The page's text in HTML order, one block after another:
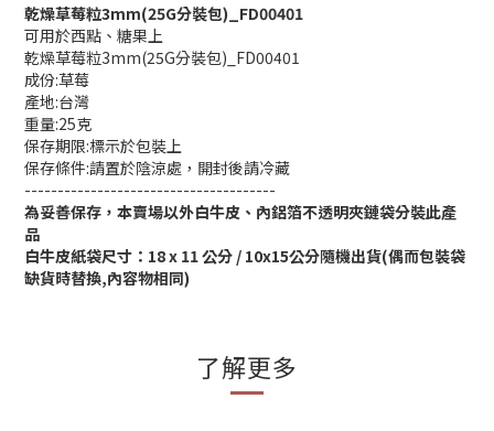
乾燥草莓粒3mm(25G分裝包)_FD00401
可用於西點、糖果上
乾燥草莓粒3mm(25G分裝包)_FD00401
成份:草莓
產地:台灣
重量:25克
保存期限:標示於包裝上
保存條件:請置於陰涼處，開封後請冷藏
--------------------------------------
為妥善保存，本賣場以外白牛皮、內鋁箔不透明夾鏈袋分裝此產
品
白牛皮紙袋尺寸： 18 x 11公分 / 10x15公分隨機出貨(偶而包裝袋
缺貨時替換,內容物相同)
了解更多